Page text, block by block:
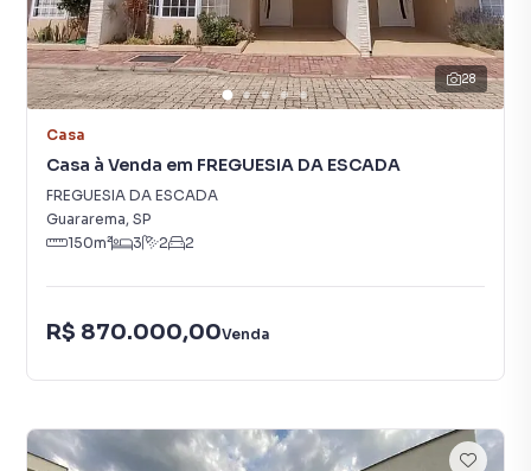
28
Casa
Casa à Venda em FREGUESIA DA ESCADA
FREGUESIA DA ESCADA
Guararema, SP
150m² 3 2 2
R$ 870.000,00Venda